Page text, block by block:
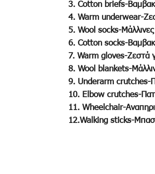
3. Cotton briefs-
4. Warm underwear-
5. Wool socks-Μάλλινες
6. Cotton socks-
7. Warm gloves-Ζεστά
8. Wool blankets-
9. Underarm crutches-
10. Elbow crutches-
11. Wheelchair-
12.Walking sticks-